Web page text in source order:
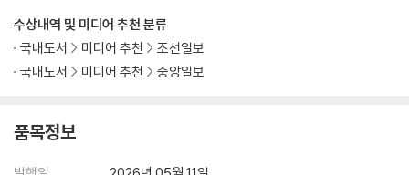
수상내역 및 미디어 추천 분류
국내도서
미디어 추천
조선일보
국내도서
미디어 추천 중앙일보
품목정보